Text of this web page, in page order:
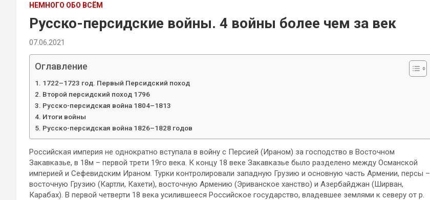
НЕМНОГО ОБО ВСЁМ
Русско-персидские войны. 4 войны более чем за век
07.06.2021
Оглавление
1722–1723 год. Первый Персидский поход
Второй персидский поход 1796
Русско-персидская война 1804–1813
Итоги войны
Русско-персидская война 1826–1828 годов
Российская империя не однократно вступала в войну с Персией (Ираном) за господство в Восточном
Закавказье, в 18м – первой трети 19го века. К концу 18 веке Закавказье было разделено между Османской
империей и Сефевидским Ираном. Турки контролировали западную Грузию и основную часть Армении, персы –
восточную Грузию (Картли, Кахети), восточную Армению (Эриванское ханство) и Азербайджан (Ширван,
Карабах). В первой четверти 18 века усилившееся Российское государство, владевшее землями к северу от р.